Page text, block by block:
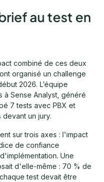
au test en
combiné de ces deux
organisé un challenge
2026. L’équipe
à Sense Analyst, généré
7 tests avec PBX et
un jury.
sur trois axes : l'impact
de confiance
Une
d'elle-même : 70 % de
test devait être